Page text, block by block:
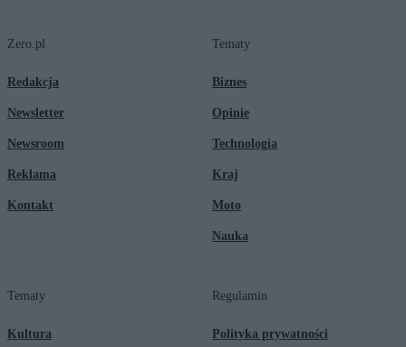
Zero.pl
Redakcja
Newsletter
Newsroom
Reklama
Kontakt
Tematy
Biznes
Opinie
Technologia
Kraj
Moto
Nauka
Tematy
Kultura
Regulamin
Polityka prywatności